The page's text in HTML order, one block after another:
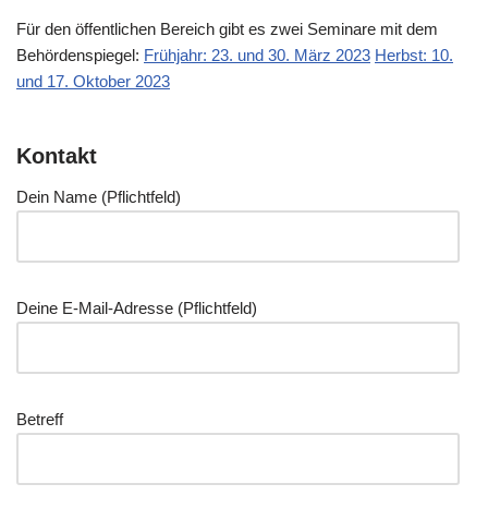
Für den öffent­li­chen Bereich gibt es zwei Semi­na­re mit dem
Behör­den­spie­gel: Früh­jahr: 23. und 30. März 2023 Herbst: 10.
und 17. Okto­ber 2023
Kontakt
Dein Name (Pflicht­feld)
Dei­ne E‑Mail-Adres­se (Pflicht­feld)
Betreff